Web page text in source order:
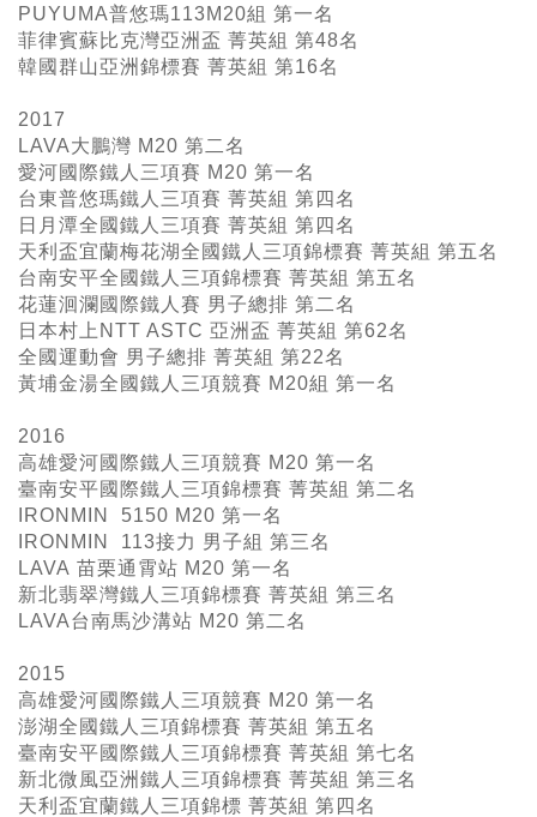
PUYUMA普悠瑪113M20組 第一名
菲律賓蘇比克灣亞洲盃 菁英組 第48名
韓國群山亞洲錦標賽 菁英組 第16名
2017
LAVA大鵬灣 M20 第二名
愛河國際鐵人三項賽 M20 第一名
台東普悠瑪鐵人三項賽 菁英組 第四名
日月潭全國鐵人三項賽 菁英組 第四名
天利盃宜蘭梅花湖全國鐵人三項錦標賽 菁英組 第五名
台南安平全國鐵人三項錦標賽 菁英組 第五名
花蓮洄瀾國際鐵人賽 男子總排 第二名
日本村上NTT ASTC 亞洲盃 菁英組 第62名
全國運動會 男子總排 菁英組 第22名
黃埔金湯全國鐵人三項競賽 M20組 第一名
2016
高雄愛河國際鐵人三項競賽 M20 第一名
臺南安平國際鐵人三項錦標賽 菁英組 第二名
IRONMIN 5150 M20 第一名
IRONMIN 113接力 男子組 第三名
LAVA 苗栗通霄站 M20 第一名
新北翡翠灣鐵人三項錦標賽 菁英組 第三名
LAVA台南馬沙溝站 M20 第二名
2015
高雄愛河國際鐵人三項競賽 M20 第一名
澎湖全國鐵人三項錦標賽 菁英組 第五名
臺南安平國際鐵人三項錦標賽 菁英組 第七名
新北微風亞洲鐵人三項錦標賽 菁英組 第三名
天利盃宜蘭鐵人三項錦標 菁英組 第四名